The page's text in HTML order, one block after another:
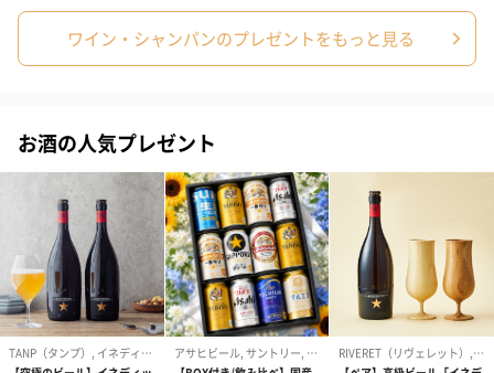
ワイン・シャンパンのプレゼントをもっと見る
お酒の人気プレゼント